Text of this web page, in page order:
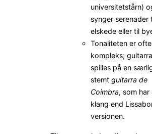
universitetstårn)
synger serenader
elskede eller til
Tonaliteten er
kompleks;
spilles på en
stemt guitarra de
Coimbra, som
klang end
versionen.